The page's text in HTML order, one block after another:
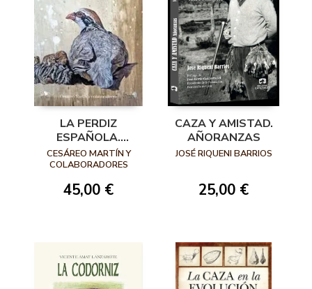
LA PERDIZ
ESPAÑOLA.
HISTORIA DE LA
ALECTORIS RUFA
CESÁREO MARTÍN Y
COLABORADORES
45,00 €
CAZA Y AMISTAD.
AÑORANZAS
JOSÉ RIQUENI BARRIOS
25,00 €